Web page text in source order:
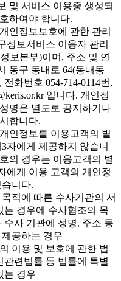
및 서비스 이용중 생성되
하여야 합니다.
인정보보호에 관한 관리
정보서비스 이용자 관리
보본부)이며, 주소 및 연
동구 동내로 64(동내동
전화번호 054-714-0114번,
입니다. 개인정
명은 별도로 공지하거나
합니다.
인정보를 이용고객의 별
자에게 제공하지 않습니
의 경우는 이용고객의 별
에게 이용 고객의 개인정
니다.
적에 따른 수사기관의 서
는 경우에 수사협조의 목
수사 기관에 성명, 주소 등
공하는 경우
이용 및 보호에 관한 법
관련법률 등 법률에 특별
는 경우